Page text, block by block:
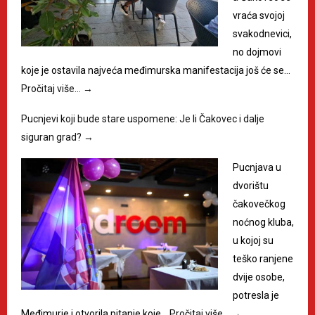
vraća svojoj
svakodnevici,
no dojmovi
koje je ostavila najveća međimurska manifestacija još će se…
Pročitaj više… →
Pucnjevi koji bude stare uspomene: Je li Čakovec i dalje
siguran grad? →
Pucnjava u
dvorištu
čakovečkog
noćnog kluba,
u kojoj su
teško ranjene
dvije osobe,
potresla je